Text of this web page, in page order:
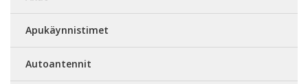
Apukäynnistimet
Autoantennit